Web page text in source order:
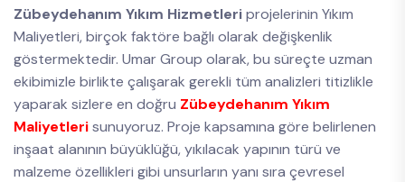
Zübeydehanım Yıkım Hizmetleriprojelerinin Yıkım
Maliyetleri, birçok faktöre bağlı olarak değişkenlik
göstermektedir. Umar Group olarak, bu süreçte uzman
ekibimizle birlikte çalışarak gerekli tüm analizleri titizlikle
yaparak sizlere en doğru Zübeydehanım Yıkım
Maliyetlerisunuyoruz. Proje kapsamına göre belirlenen
inşaat alanının büyüklüğü, yıkılacak yapının türü ve
malzeme özellikleri gibi unsurların yanı sıra çevresel